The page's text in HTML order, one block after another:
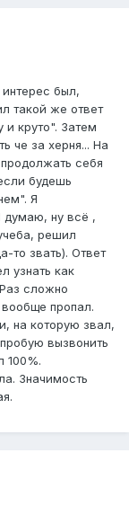
был,
такой же ответ
и круто". Затем
че за херня... На
себя
будешь
Я
думаю, ну всё ,
решил
то звать). Ответ
узнать как
сложно
пропал.
на которую звал,
вызвонить
100%.
Значимость